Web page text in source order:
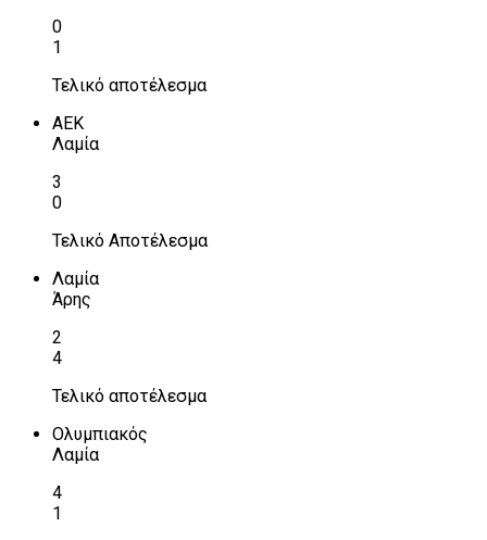
0
1
Τελικό αποτέλεσμα
ΑΕΚ
Λαμία
3
0
Τελικό Αποτέλεσμα
Λαμία
Άρης
2
4
Τελικό αποτέλεσμα
Ολυμπιακός
Λαμία
4
1